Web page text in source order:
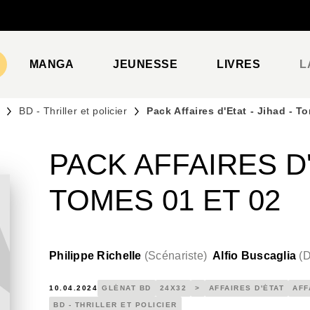
MANGA JEUNESSE LIVRES
BD - Thriller et policier Pack Affaires d'Etat - Jihad -
PACK AFFAIRES
TOMES 01 ET 02
Philippe Richelle (Scénariste) Alfio Buscaglia (
10.04.2024 GLÉNAT BD 24X32 > AFFAIRES D'ÉTAT
BD - THRILLER ET POLICIER